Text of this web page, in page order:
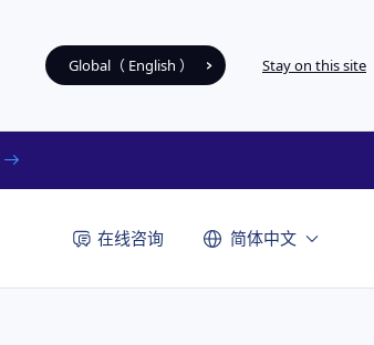
Global（ English ） Stay on this site
在线咨询 简体中文